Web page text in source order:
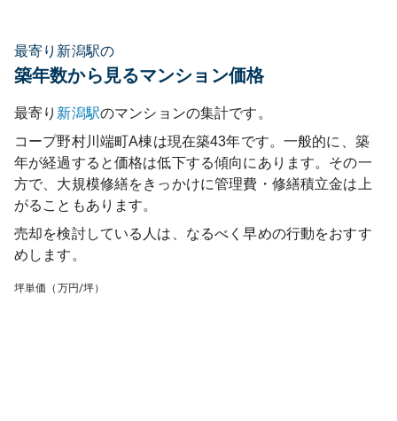
最寄り新潟駅の
築年数から見るマンション価格
最寄り 新潟駅のマンションの集計です。
コープ野村川端町A棟は現在築43年です。一般的に、築
年が経過すると価格は低下する傾向にあります。その一
方で、大規模修繕をきっかけに管理費・修繕積立金は上
がることもあります。
売却を検討している人は、なるべく早めの行動をおすす
めします。
坪単価（万円/坪）